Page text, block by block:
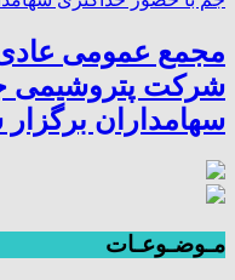
مجمع عمومی عادی
شرکت پتروشیمی
سهامداران
مـوضـوعـات